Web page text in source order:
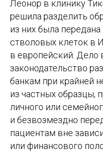
Леонор в клинику
решила разделить
из них была
стволовых клеток в
в европейский. Дело
законодательство
банкам при крайней
из частных образцы,
личного или
и безвозмездно
пациентам вне
или финансового